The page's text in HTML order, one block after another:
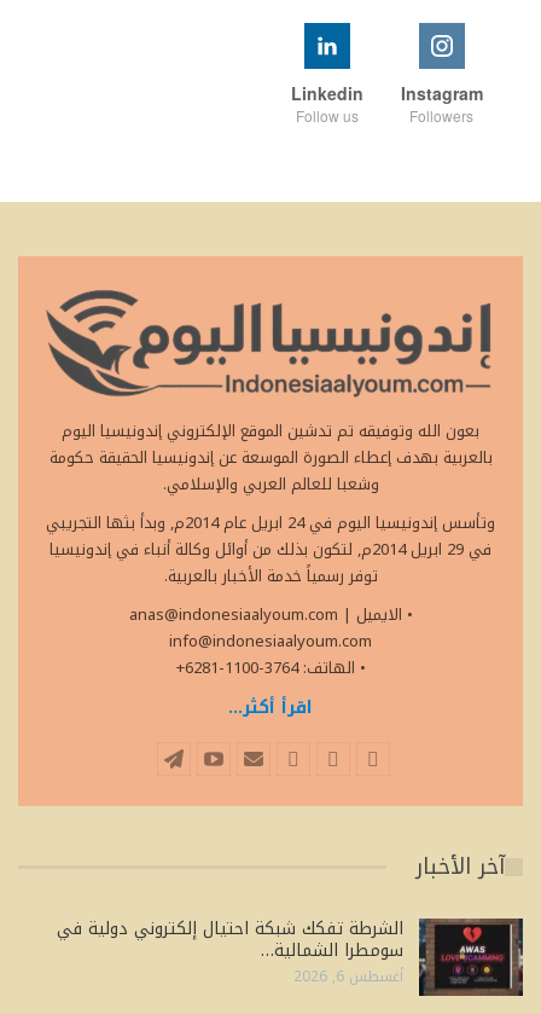
Instagram
Followers
Linkedin
Follow us
بعون الله وتوفيقه تم تدشين الموقع الإلكتروني إندونيسيا اليوم
بالعربية بهدف إعطاء الصورة الموسعة عن إندونيسيا الحقيقة حكومة
وشعبا للعالم العربي والإسلامي.
وتأسس إندونيسيا اليوم في 24 ابريل عام 2014م, وبدأ بثها التجريبي
في 29 ابريل 2014م, لتكون بذلك من أوائل وكالة أنباء في إندونيسيا
توفر رسمياً خدمة الأخبار بالعربية.
• الايميل
anas@indonesiaalyoum.com |
info@indonesiaalyoum.com
• الهاتف: 3764-1100-6281+
اقرأ أكثر...
آخر الأخبار
الشرطة تفكك شبكة احتيال إلكتروني دولية في
سومطرا الشمالية…
أغسطس 6, 2026